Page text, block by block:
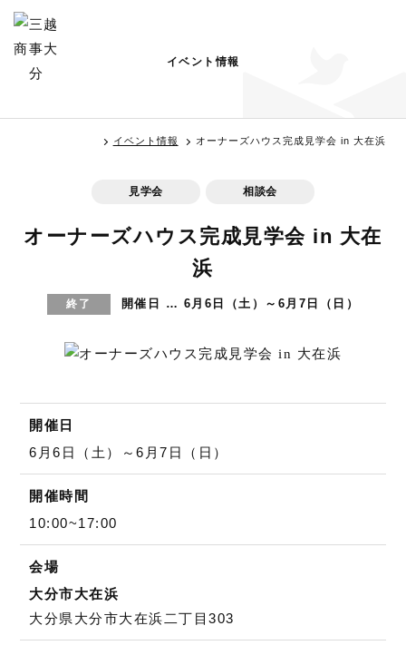
イベント情報
イベント情報 オーナーズハウス完成見学会 in 大在浜
見学会 相談会
オーナーズハウス完成見学会 in 大在
浜
終了 開催日 … 6月6日（土）～6月7日（日）
開催日
6月6日（土）～6月7日（日）
開催時間
10:00~17:00
会場
大分市大在浜
大分県大分市大在浜二丁目303